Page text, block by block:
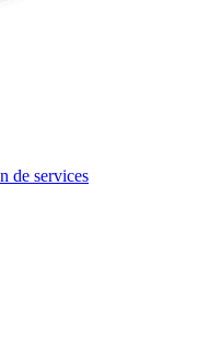
de services